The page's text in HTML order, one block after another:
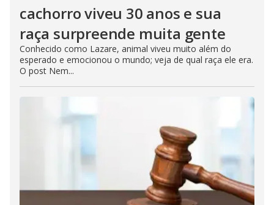
cachorro viveu 30 anos e sua
raça surpreende muita gente
Conhecido como Lazare, animal viveu muito além do
esperado e emocionou o mundo; veja de qual raça ele era.
O post Nem...